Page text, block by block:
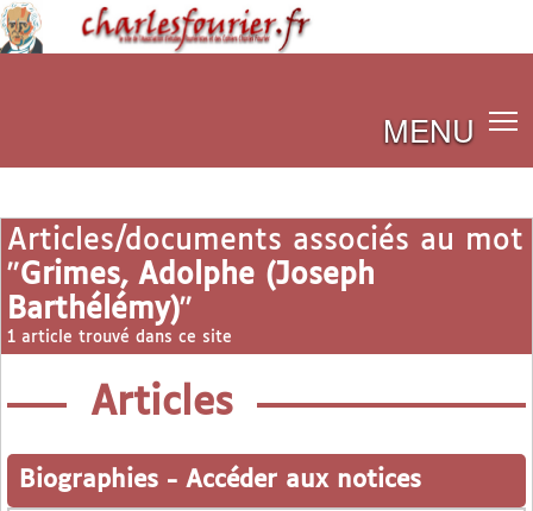
MENU
Articles/documents associés au mot
"Grimes, Adolphe (Joseph
Barthélémy)"
1 article trouvé dans ce site
Articles
Biographies - Accéder aux notices